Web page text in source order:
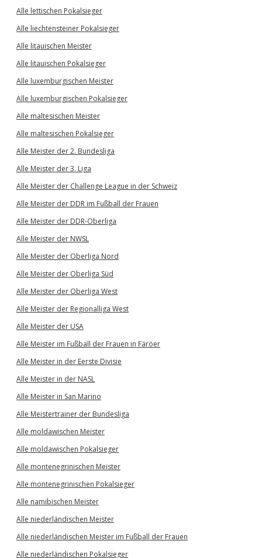
Alle lettischen Pokalsieger
Alle liechtensteiner Pokalsieger
Alle litauischen Meister
Alle litauischen Pokalsieger
Alle luxemburgischen Meister
Alle luxemburgischen Pokalsieger
Alle maltesischen Meister
Alle maltesischen Pokalsieger
Alle Meister der 2. Bundesliga
Alle Meister der 3. Liga
Alle Meister der Challenge League in der Schweiz
Alle Meister der DDR im Fußball der Frauen
Alle Meister der DDR-Oberliga
Alle Meister der NWSL
Alle Meister der Oberliga Nord
Alle Meister der Oberliga Süd
Alle Meister der Oberliga West
Alle Meister der Regionalliga West
Alle Meister der USA
Alle Meister im Fußball der Frauen in Färöer
Alle Meister in der Eerste Divisie
Alle Meister in der NASL
Alle Meister in San Marino
Alle Meistertrainer der Bundesliga
Alle moldawischen Meister
Alle moldawischen Pokalsieger
Alle montenegrinischen Meister
Alle montenegrinischen Pokalsieger
Alle namibischen Meister
Alle niederländischen Meister
Alle niederländischen Meister im Fußball der Frauen
Alle niederländischen Pokalsieger